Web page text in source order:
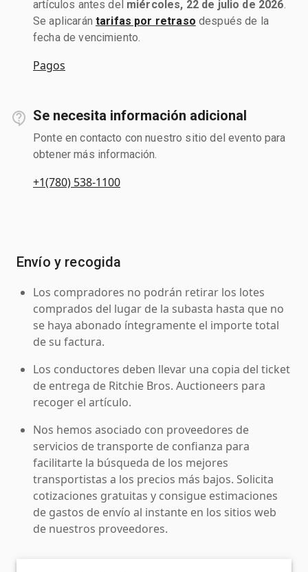
artículos antes del miércoles, 22 de julio de 2026
Se aplicarán tarifas por retraso después de la
fecha de vencimiento.
Pagos
Se necesita información adicional
Ponte en contacto con nuestro sitio del evento para
obtener más información.
+1(780) 538-1100
Envío y recogida
Los compradores no podrán retirar los lotes
comprados del lugar de la subasta hasta que no
se haya abonado íntegramente el importe total
de su factura.
Los conductores deben llevar una copia del ticket
de entrega de Ritchie Bros. Auctioneers para
recoger el artículo.
Nos hemos asociado con proveedores de
servicios de transporte de confianza para
facilitarte la búsqueda de los mejores
transportistas a los precios más bajos. Solicita
cotizaciones gratuitas y consigue estimaciones
de gastos de envío al instante en los sitios web
de nuestros proveedores.